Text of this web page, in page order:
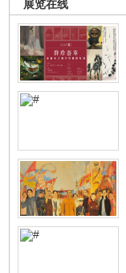
展览在线